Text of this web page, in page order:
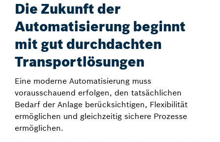
Die Zukunft der
Automatisierung beginnt
mit gut durchdachten
Transportlösungen
Eine moderne Automatisierung muss
vorausschauend erfolgen, den tatsächlichen
Bedarf der Anlage berücksichtigen, Flexibilität
ermöglichen und gleichzeitig sichere Prozesse
ermöglichen.